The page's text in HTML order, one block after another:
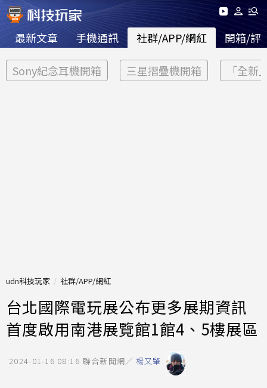
最新文章 手機通訊 社群/APP/網紅 開箱/評
Sony紀念耳機開箱 三星摺疊機開箱 「全新
udn科技玩家 社群/APP/網紅
台北國際電玩展公布更多展期資訊
首度啟用南港展覽館1館4、5樓展區
2024-01-16 08:16 聯合新聞網／ 楊又肇